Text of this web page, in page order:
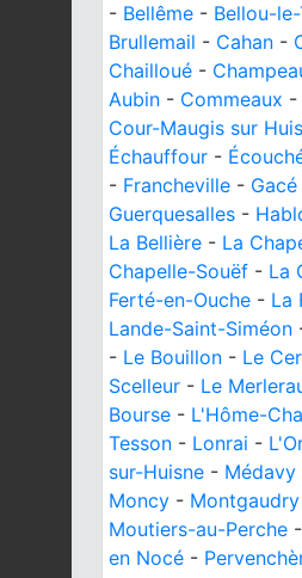
- Bellême - Bellou-
Brullemail - Cahan -
Chailloué -
Aubin - Commeaux -
Cour-Maugis sur
Échauffour -
- Francheville - Gacé
Guerquesalles -
La Bellière - La
Chapelle-Souëf - La
Ferté-en-Ouche - La
Lande-Saint-Siméon
- Le Bouillon - Le
Scelleur - Le
Bourse - L'Hôme-
Tesson - Lonrai -
sur-Huisne - Médavy
Moncy - Montgaudry
Moutiers-au-Perche -
en Nocé -